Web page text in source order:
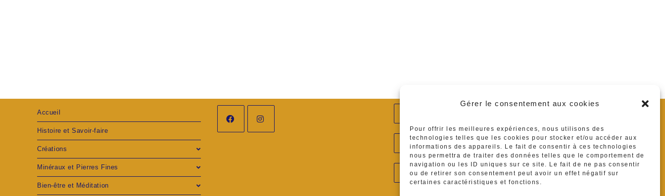
Gérer le consentement aux cookies
Pour offrir les meilleures expériences, nous utilisons des
technologies telles que les cookies pour stocker et/ou accéder aux
informations des appareils. Le fait de consentir à ces technologies
nous permettra de traiter des données telles que le comportement de
navigation ou les ID uniques sur ce site. Le fait de ne pas consentir
ou de retirer son consentement peut avoir un effet négatif sur
certaines caractéristiques et fonctions.
Accueil
Histoire et Savoir-faire
Créations
Minéraux et Pierres Fines
Bien-être et Méditation
Téléphone :
0629416839
E-mail :
ateliermineraux@gmail.com